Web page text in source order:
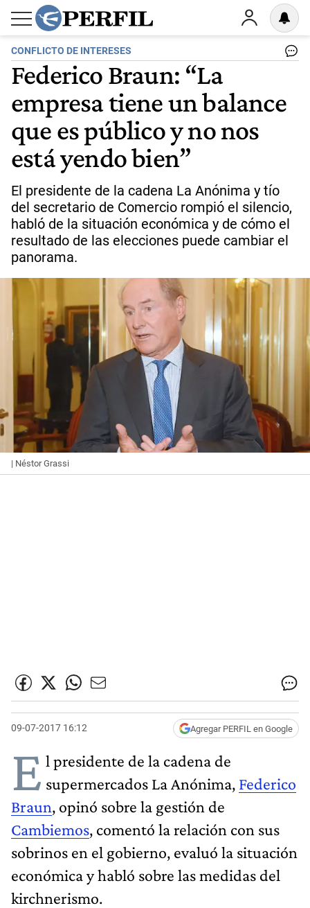
CONFLICTO DE INTERESES
Federico Braun: “La
empresa tiene un balance
que es público y no nos
está yendo bien”
El presidente de la cadena La Anónima y tío
del secretario de Comercio rompió el silencio,
habló de la situación económica y de cómo el
resultado de las elecciones puede cambiar el
panorama.
| Néstor Grassi
09-07-2017 16:12 Agregar PERFIL en Google
E l presidente de la cadena de
supermercados La Anónima, Federico
Braun, opinó sobre la gestión de
Cambiemos, comentó la relación con sus
sobrinos en el gobierno, evaluó la situación
económica y habló sobre las medidas del
kirchnerismo.